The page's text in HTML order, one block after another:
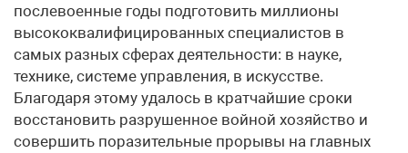
послевоенные годы подготовить миллионы
высококвалифицированных специалистов в
самых разных сферах деятельности: в науке,
технике, системе управления, в искусстве.
Благодаря этому удалось в кратчайшие сроки
восстановить разрушенное войной хозяйство и
совершить поразительные прорывы на главных